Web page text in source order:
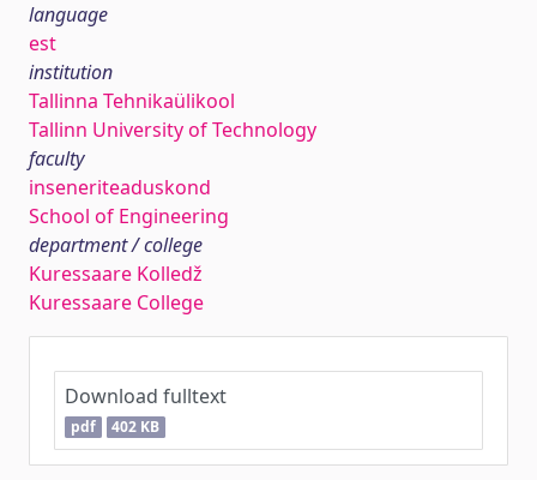
language
est
institution
Tallinna Tehnikaülikool
Tallinn University of Technology
faculty
inseneriteaduskond
School of Engineering
department / college
Kuressaare Kolledž
Kuressaare College
Download fulltext
pdf 402 KB